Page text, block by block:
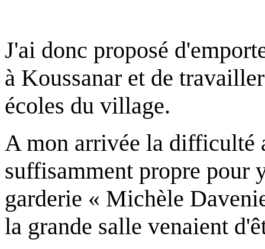
J'ai donc proposé
à Koussanar et de
écoles du village.
A mon arrivée la difficulté
suffisamment propre pour
garderie « Michèle
la grande salle venaient